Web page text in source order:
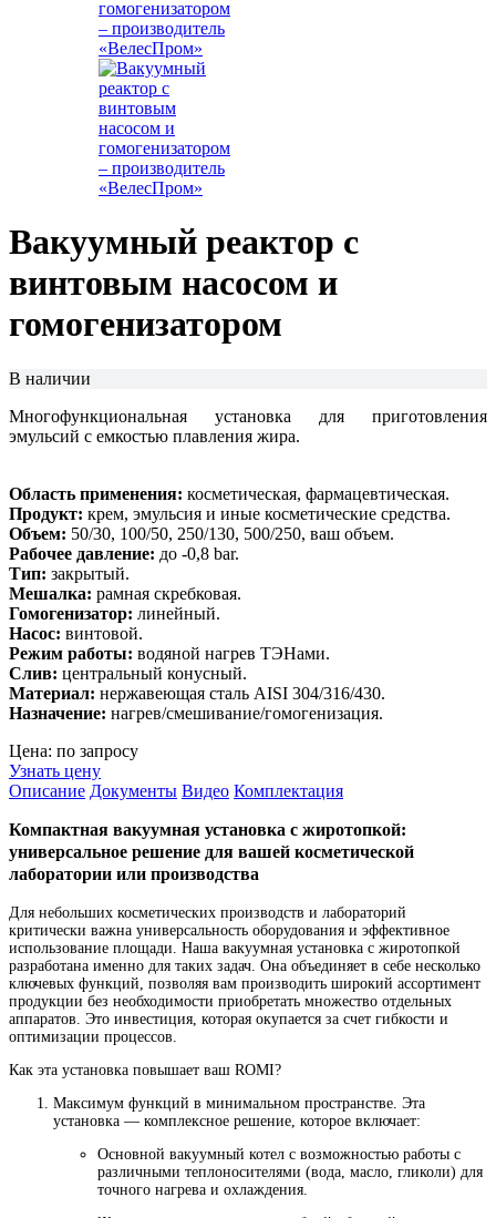
Вакуумный реактор с
винтовым насосом и
гомогенизатором
В наличии
Многофункциональная установка для приготовления
эмульсий с емкостью плавления жира.
Область применения: косметическая, фармацевтическая.
Продукт: крем, эмульсия и иные косметические средства.
Объем: 50/30, 100/50, 250/130, 500/250, ваш объем.
Рабочее давление: до -0,8 bar.
Тип: закрытый.
Мешалка: рамная скребковая.
Гомогенизатор: линейный.
Насос: винтовой.
Режим работы: водяной нагрев ТЭНами.
Слив: центральный конусный.
Материал: нержавеющая сталь AISI 304/316/430.
Назначение: нагрев/смешивание/гомогенизация.
Цена: по запросу
Узнать цену
Описание Документы Видео Комплектация
Компактная вакуумная установка с жиротопкой:
универсальное решение для вашей косметической
лаборатории или производства
Для небольших косметических производств и лабораторий
критически важна универсальность оборудования и эффективное
использование площади. Наша вакуумная установка с жиротопкой
разработана именно для таких задач. Она объединяет в себе несколько
ключевых функций, позволяя вам производить широкий ассортимент
продукции без необходимости приобретать множество отдельных
аппаратов. Это инвестиция, которая окупается за счет гибкости и
оптимизации процессов.
Как эта установка повышает ваш ROMI?
Максимум функций в минимальном пространстве. Эта
установка — комплексное решение, которое включает:
Основной вакуумный котел с возможностью работы с
различными теплоносителями (вода, масло, гликоли) для
точного нагрева и охлаждения.